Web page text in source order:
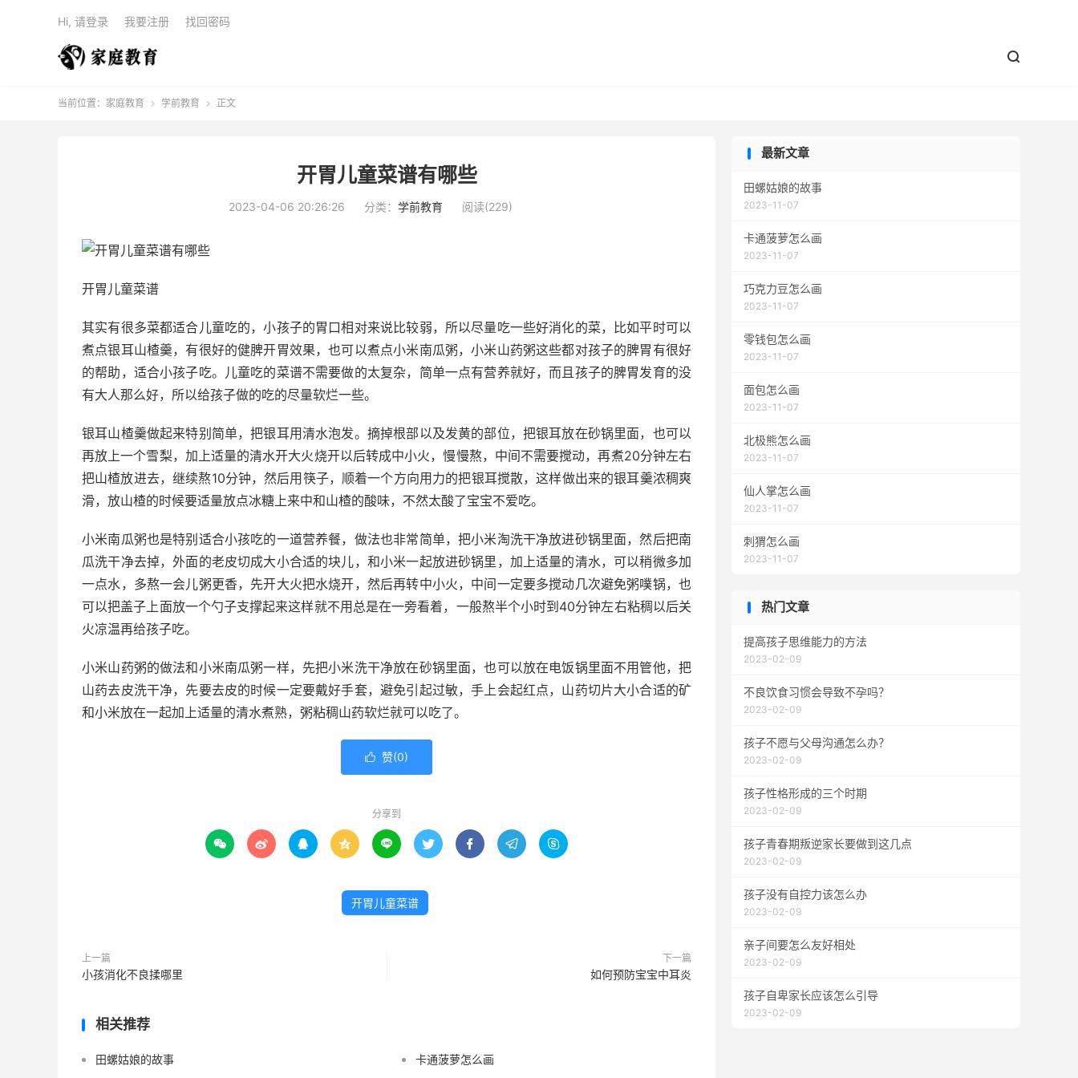

Hi, 请登录 我要注册 找回密码
当前位置： 家庭教育  学前教育  正文
开胃儿童菜谱有哪些
2023-04-06 20:26:26 分类： 学前教育 阅读(229)
开胃儿童菜谱
其实有很多菜都适合儿童吃的，小孩子的胃口相对来说比较弱，所以尽量吃一些好消化的菜，比如平时可以
煮点银耳山楂羹，有很好的健脾开胃效果，也可以煮点小米南瓜粥，小米山药粥这些都对孩子的脾胃有很好
的帮助，适合小孩子吃。儿童吃的菜谱不需要做的太复杂，简单一点有营养就好，而且孩子的脾胃发育的没
有大人那么好，所以给孩子做的吃的尽量软烂一些。
银耳山楂羹做起来特别简单，把银耳用清水泡发。摘掉根部以及发黄的部位，把银耳放在砂锅里面，也可以
再放上一个雪梨，加上适量的清水开大火烧开以后转成中小火，慢慢熬，中间不需要搅动，再煮20分钟左右
把山楂放进去，继续熬10分钟，然后用筷子，顺着一个方向用力的把银耳搅散，这样做出来的银耳羹浓稠爽
滑，放山楂的时候要适量放点冰糖上来中和山楂的酸味，不然太酸了宝宝不爱吃。
小米南瓜粥也是特别适合小孩吃的一道营养餐，做法也非常简单，把小米淘洗干净放进砂锅里面，然后把南
瓜洗干净去掉，外面的老皮切成大小合适的块儿，和小米一起放进砂锅里，加上适量的清水，可以稍微多加
一点水，多熬一会儿粥更香，先开大火把水烧开，然后再转中小火，中间一定要多搅动几次避免粥噗锅，也
可以把盖子上面放一个勺子支撑起来这样就不用总是在一旁看着，一般熬半个小时到40分钟左右粘稠以后关
火凉温再给孩子吃。
小米山药粥的做法和小米南瓜粥一样，先把小米洗干净放在砂锅里面，也可以放在电饭锅里面不用管他，把
山药去皮洗干净，先要去皮的时候一定要戴好手套，避免引起过敏，手上会起红点，山药切片大小合适的矿
和小米放在一起加上适量的清水煮熟，粥粘稠山药软烂就可以吃了。
 赞(0)
分享到
        
开胃儿童菜谱
上一篇
小孩消化不良揉哪里
下一篇
如何预防宝宝中耳炎
相关推荐
田螺姑娘的故事 卡通菠萝怎么画
最新文章
田螺姑娘的故事
2023-11-07
卡通菠萝怎么画
2023-11-07
巧克力豆怎么画
2023-11-07
零钱包怎么画
2023-11-07
面包怎么画
2023-11-07
北极熊怎么画
2023-11-07
仙人掌怎么画
2023-11-07
刺猬怎么画
2023-11-07
热门文章
提高孩子思维能力的方法
2023-02-09
不良饮食习惯会导致不孕吗？
2023-02-09
孩子不愿与父母沟通怎么办？
2023-02-09
孩子性格形成的三个时期
2023-02-09
孩子青春期叛逆家长要做到这几点
2023-02-09
孩子没有自控力该怎么办
2023-02-09
亲子间要怎么友好相处
2023-02-09
孩子自卑家长应该怎么引导
2023-02-09